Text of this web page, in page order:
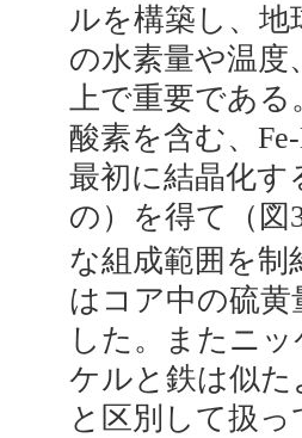
ルを構築し、
の水素量や温度
上で重要であ
酸素を含む、
最初に結晶化す
の）を得て（図
な組成範囲を
はコア中の硫黄
した。またニ
ケルと鉄は似
と区別して扱